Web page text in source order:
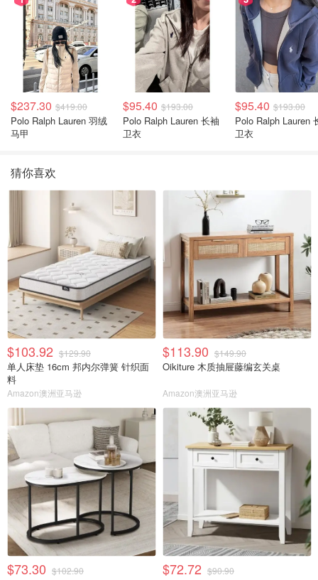
$237.30 $419.00
Polo Ralph Lauren 羽绒
马甲
$95.40 $193.00
Polo Ralph Lauren 长袖
卫衣
$95.40 $193.00
Polo Ralph Lauren 长袖
卫衣
猜你喜欢
$103.92 $129.90
单人床垫 16cm 邦内尔弹簧 针织面
料
Amazon澳洲亚马逊
$113.90 $149.90
Oikiture 木质抽屉藤编玄关桌
Amazon澳洲亚马逊
$73.30 $102.90 $72.72 $90.90